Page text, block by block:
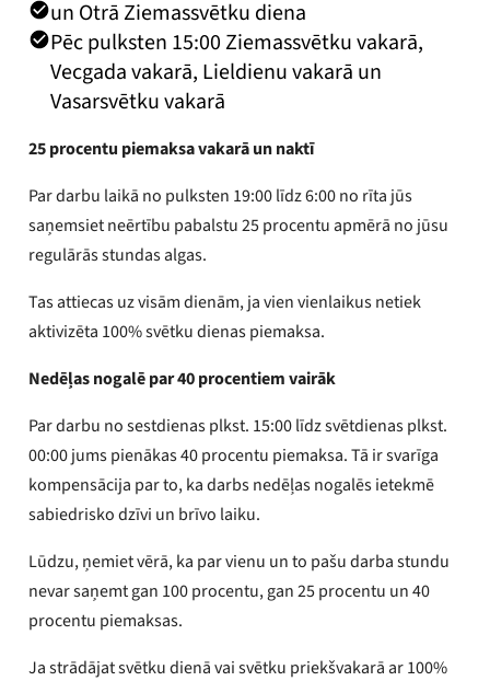
un Otrā Ziemassvētku diena
Pēc pulksten 15:00 Ziemassvētku vakarā,
Vecgada vakarā, Lieldienu vakarā un
Vasarsvētku vakarā
25 procentu piemaksa vakarā un naktī
Par darbu laikā no pulksten 19:00 līdz 6:00 no rīta jūs
saņemsiet neērtību pabalstu 25 procentu apmērā no jūsu
regulārās stundas algas.
Tas attiecas uz visām dienām, ja vien vienlaikus netiek
aktivizēta 100% svētku dienas piemaksa.
Nedēļas nogalē par 40 procentiem vairāk
Par darbu no sestdienas plkst. 15:00 līdz svētdienas plkst.
00:00 jums pienākas 40 procentu piemaksa. Tā ir svarīga
kompensācija par to, ka darbs nedēļas nogalēs ietekmē
sabiedrisko dzīvi un brīvo laiku.
Lūdzu, ņemiet vērā, ka par vienu un to pašu darba stundu
nevar saņemt gan 100 procentu, gan 25 procentu un 40
procentu piemaksas.
Ja strādājat svētku dienā vai svētku priekšvakarā ar 100%